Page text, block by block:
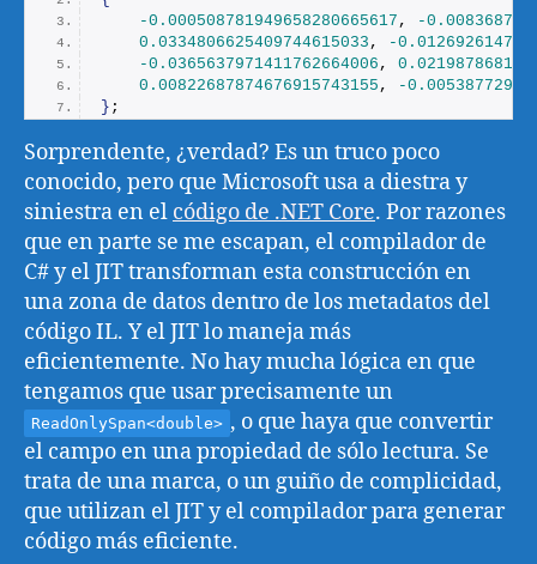
-0.000508781949658280665617 ,
-
0.0334806625409744615033 ,
-
-0.0365637971411762664006 ,
0.00822687874676915743155 ,
-
} ;
Sorprendente, ¿verdad? Es un truco poco
conocido, pero que Microsoft usa a diestra y
siniestra en el código de .NET Core. Por razones
que en parte se me escapan, el compilador de
C# y el JIT transforman esta construcción en
una zona de datos dentro de los metadatos del
código IL. Y el JIT lo maneja más
eficientemente. No hay mucha lógica en que
tengamos que usar precisamente un
ReadOnlySpan<double> , o que haya que convertir
el campo en una propiedad de sólo lectura. Se
trata de una marca, o un guiño de complicidad,
que utilizan el JIT y el compilador para generar
código más eficiente.